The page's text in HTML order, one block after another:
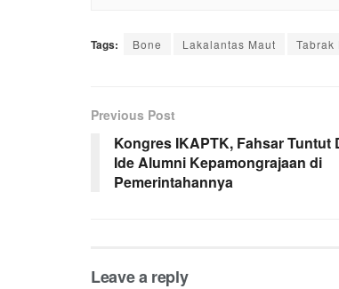
Tags: Bone Lakalantas Maut Tabrak
Previous Post
Kongres IKAPTK, Fahsar Tuntut
Ide Alumni Kepamongrajaan di
Pemerintahannya
Leave a reply